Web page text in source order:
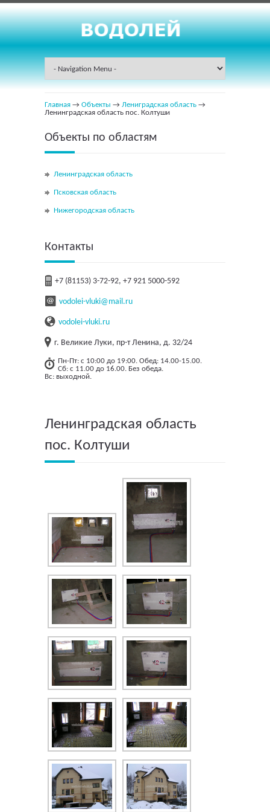
Главная → Объекты → Лениградская область →
Ленинградская область пос. Колтуши
Объекты по областям
Ленинградская область
Псковская область
Нижегородская область
Контакты
+7 (81153) 3-72-92, +7 921 5000-592
vodolei-vluki@mail.ru
vodolei-vluki.ru
г. Великие Луки, пр-т Ленина, д. 32/24
Пн-Пт: с 10:00 до 19:00. Обед: 14.00-15.00.
Сб: с 11.00 до 16.00. Без обеда.
Вс: выходной.
Ленинградская область
пос. Колтуши